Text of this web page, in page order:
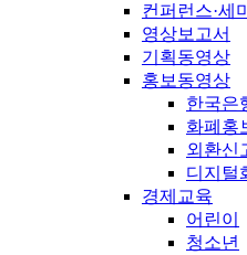
컨퍼런스·세
영상보고서
기획동영상
홍보동영상
한국은
화폐홍
외환신
디지털
경제교육
어린이
청소년